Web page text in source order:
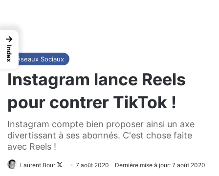
Réseaux Sociaux
Instagram lance Reels
pour contrer TikTok !
Instagram compte bien proposer ainsi un axe
divertissant à ses abonnés. C'est chose faite
avec Reels !
Laurent Bour
Follow7 août 2020 Dernière mise à jour: 7 août 2020
→
Index